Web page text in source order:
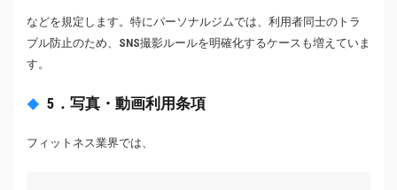
などを規定します。特にパーソナルジムでは、利用者同士のトラ
ブル防止のため、SNS撮影ルールを明確化するケースも増えていま
す。
5．写真・動画利用条項
フィットネス業界では、